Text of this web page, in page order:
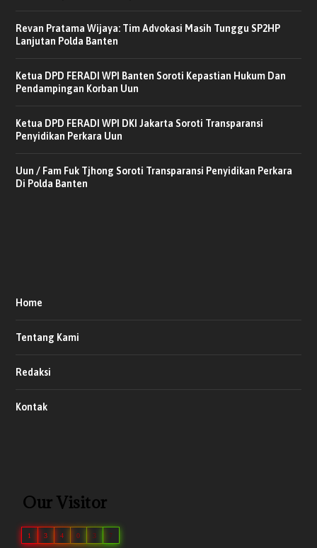
Revan Pratama Wijaya: Tim Advokasi Masih Tunggu SP2HP
Lanjutan Polda Banten
Ketua DPD FERADI WPI Banten Soroti Kepastian Hukum Dan
Pendampingan Korban Uun
Ketua DPD FERADI WPI DKI Jakarta Soroti Transparansi
Penyidikan Perkara Uun
Uun / Fam Fuk Tjhong Soroti Transparansi Penyidikan Perkara
Di Polda Banten
Home
Tentang Kami
Redaksi
Kontak
Our Visitor
1 3 4 0 3 7